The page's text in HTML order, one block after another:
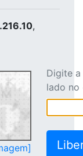
,
Digite
lado no